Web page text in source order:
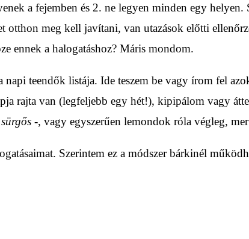
a fejemben és 2. ne legyen minden egy helyen.
meg kell javítani, van utazások előtti
ennek a halogatáshoz? Máris mondom.
teendők listája. Ide teszem be vagy írom fel
rajta van (legfeljebb egy hét!), kipipálom vagy
-, vagy egyszerűen lemondok róla végleg,
Szerintem ez a módszer bárkinél